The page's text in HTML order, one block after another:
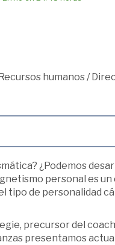
humanos/
¿Podemos
personal es
tipo de personalidad
precursor del
presentamos